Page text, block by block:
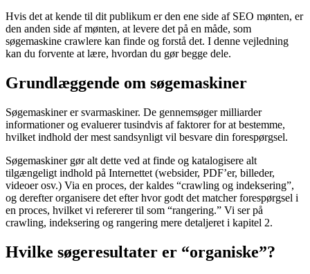
Hvis det at kende til dit publikum er den ene side af SEO mønten, er
den anden side af mønten, at levere det på en måde, som
søgemaskine crawlere kan finde og forstå det. I denne vejledning
kan du forvente at lære, hvordan du gør begge dele.
Grundlæggende om søgemaskiner
Søgemaskiner er svarmaskiner. De gennemsøger milliarder
informationer og evaluerer tusindvis af faktorer for at bestemme,
hvilket indhold der mest sandsynligt vil besvare din forespørgsel.
Søgemaskiner gør alt dette ved at finde og katalogisere alt
tilgængeligt indhold på Internettet (websider, PDF’er, billeder,
videoer osv.) Via en proces, der kaldes “crawling og indeksering”,
og derefter organisere det efter hvor godt det matcher forespørgsel i
en proces, hvilket vi refererer til som “rangering.” Vi ser på
crawling, indeksering og rangering mere detaljeret i kapitel 2.
Hvilke søgeresultater er “organiske”?